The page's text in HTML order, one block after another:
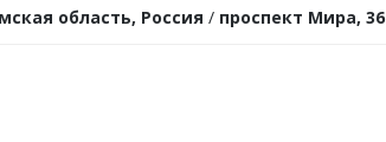
область, Россия / проспект Мира, 36